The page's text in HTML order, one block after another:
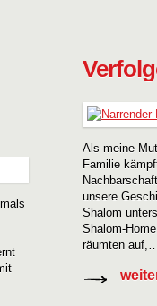
Als meine
Familie
unsere
Shalom
Shalom-
räumten